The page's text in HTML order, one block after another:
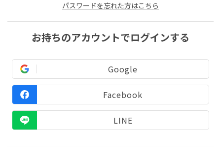
パスワードを忘れた方はこちら
お持ちのアカウントでログインする
Google
Facebook
LINE